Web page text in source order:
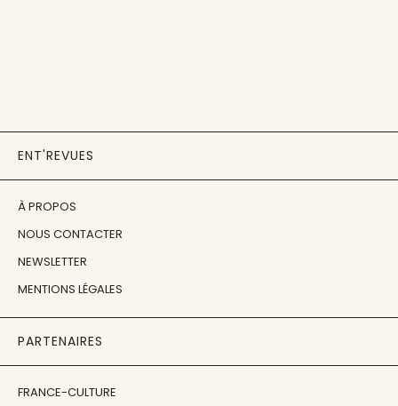
ENT'REVUES
À PROPOS
NOUS CONTACTER
NEWSLETTER
MENTIONS LÉGALES
PARTENAIRES
FRANCE-CULTURE